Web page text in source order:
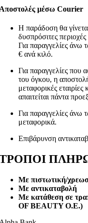
μέσω Courier
Η παράδοση θα
δυσπρόσιτες
Για παραγγελίες άνω
€ ανά κιλό.
Για παραγγελίες που
του όγκου, η
μεταφορικές εταιρίες
απαιτείται πάντα
Για παραγγελίες άνω
μεταφορικά.
Επιβάρυνση
Με πιστωτική/
Με αντικαταβολή
Με κατάθεση σε
OF BEAUTY O.E.)